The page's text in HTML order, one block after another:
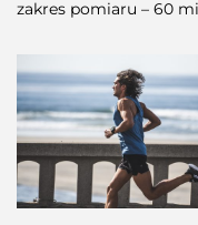
zakres pomiaru – 60